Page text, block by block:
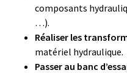
composants
…).
Réaliser les
matériel hydraulique.
Passer au banc